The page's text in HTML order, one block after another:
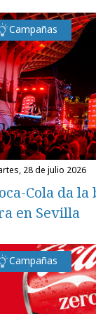
Campañas
28 de julio 2026
Cola da
en Sevilla
Campañas